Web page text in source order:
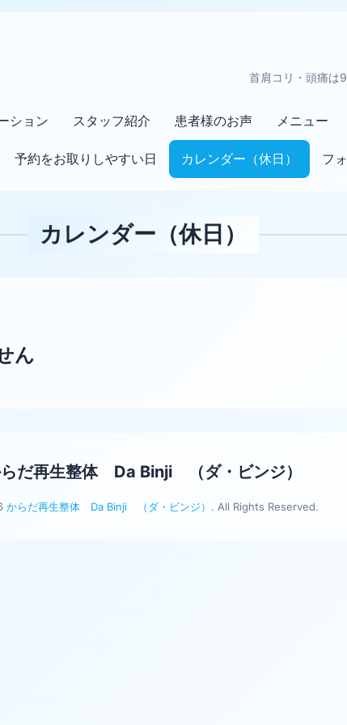
首肩コリ・頭痛は
ション スタッフ紹介 患者様のお声 メニュー
予約をお取りしやすい日 カレンダー（休日） フ
カレンダー（休日）
ん
だ再生整体 Da Binji （ダ・ビンジ）
からだ再生整体 Da Binji （ダ・ビンジ） . All Rights Reserved.